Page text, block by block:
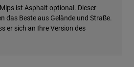
ist Asphalt optional. Dieser
das Beste aus Gelände und Straße.
er sich an Ihre Version des